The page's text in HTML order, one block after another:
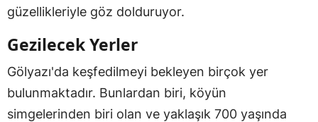
güzellikleriyle göz dolduruyor.
Gezilecek Yerler
Gölyazı'da keşfedilmeyi bekleyen birçok yer
bulunmaktadır. Bunlardan biri, köyün
simgelerinden biri olan ve yaklaşık 700 yaşında